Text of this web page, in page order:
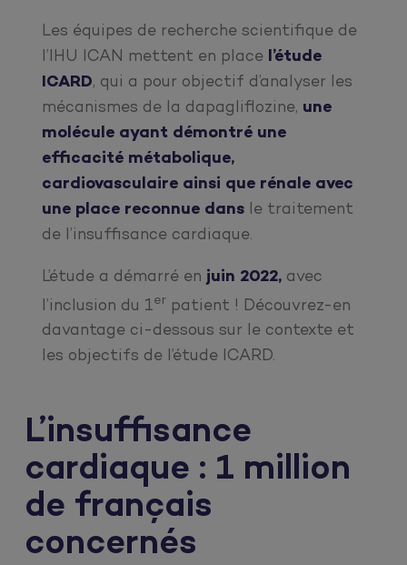
Les équipes de recherche scientifique de
l’IHU ICAN mettent en place l’étude
ICARD, qui a pour objectif d’analyser les
mécanismes de la dapagliflozine, une
molécule ayant démontré une
efficacité métabolique,
cardiovasculaire ainsi que rénale avec
une place reconnue dans le traitement
de l’insuffisance cardiaque.
L’étude a démarré en juin 2022, avec
l’inclusion du 1er patient ! Découvrez-en
davantage ci-dessous sur le contexte et
les objectifs de l’étude ICARD.
L’insuffisance
cardiaque : 1 million
de français
concernés